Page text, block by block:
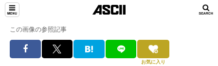
この画像の参照記事
お気に入り